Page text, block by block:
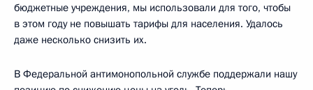
бюджетные учреждения, мы использовали для того, чтобы
в этом году не повышать тарифы для населения. Удалось
даже несколько снизить их.
В Федеральной антимонопольной службе поддержали нашу